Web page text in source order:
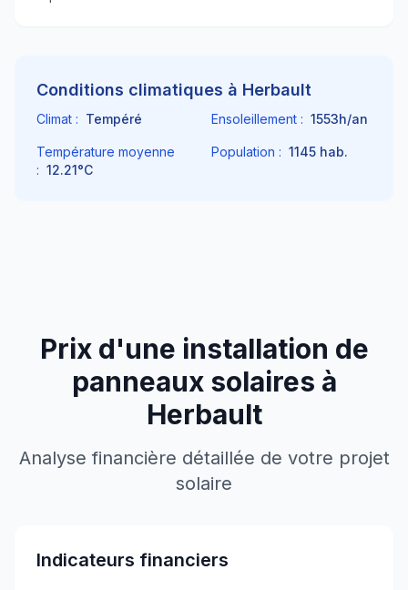
Conditions climatiques à Herbault
Climat : Tempéré Ensoleillement : 1553h/an
Température moyenne
: 12.21°C
Population : 1145 hab.
Prix d'une installation de
panneaux solaires à
Herbault
Analyse financière détaillée de votre projet
solaire
Indicateurs financiers